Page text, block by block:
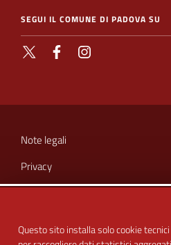
SEGUI IL COMUNE DI PADOVA SU
Facebook
UTILI
Note legali
Privacy
Cookie
Questo sito installa solo cookie